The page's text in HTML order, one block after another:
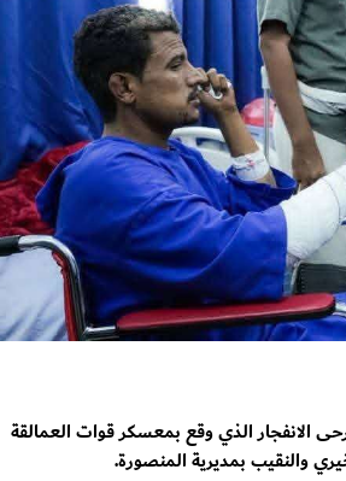
الانفجار الذي وقع بمعسكر قوات العمالقة
والنقيب بمديرية المنصورة.